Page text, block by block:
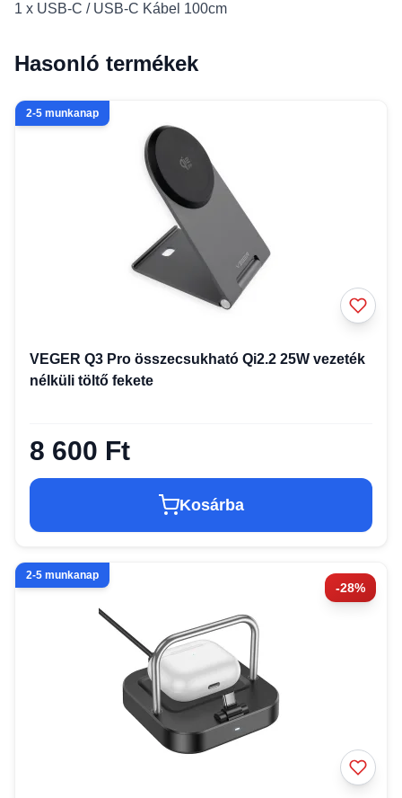
1 x USB-C / USB-C Kábel 100cm
Hasonló termékek
2-5 munkanap
VEGER Q3 Pro összecsukható Qi2.2 25W vezeték
nélküli töltő fekete
8 600 Ft
Kosárba
-28%
2-5 munkanap